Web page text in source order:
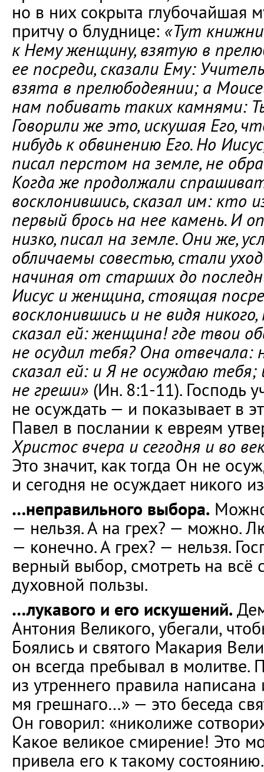
но в них сокрыта глубочайшая
притчу о блуднице: «Тут
к Нему женщину, взятую в
ее посреди, сказали Ему:
взята в прелюбодеянии; а
нам побивать таких камнями:
Говорили же это, искушая Его,
нибудь к обвинению Его. Но
писал перстом на земле, не
Когда же продолжали
восклонившись, сказал им: кто
первый брось на нее камень. И
низко, писал на земле. Они же,
обличаемы совестью, стали
начиная от старших до
Иисус и женщина, стоящая
восклонившись и не видя
сказал ей: женщина! где твои
не осудил тебя? Она отвечала:
сказал ей: и Я не осуждаю тебя;
не греши» (Ин. 8:1-11). Господь
не осуждать — и показывает в
Павел в послании к евреям
Христос вчера и сегодня и во
Это значит, как тогда Он не
и сегодня не осуждает никого
…неправильного выбора.
— нельзя. А на грех? — можно.
— конечно. А грех? — нельзя.
верный выбор, смотреть на всё
духовной пользы.
…лукавого и его искушений.
Антония Великого, убегали,
Боялись и святого Макария
он всегда пребывал в молитве.
из утреннего правила
мя грешнаго…» — это беседа
Он говорил: «николиже
Какое великое смирение! Это
привела его к такому